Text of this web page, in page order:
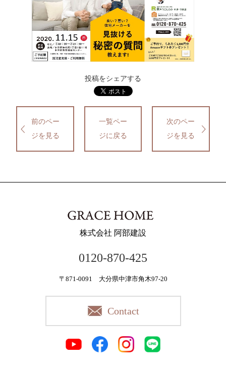
投稿をシェアする
前のペー
ジを見る
一覧ペー
ジに戻る
次のペー
ジを見る
株式会社 阿部建設
0120-870-425
〒871-0091 大分県中津市角木97-20
Contact